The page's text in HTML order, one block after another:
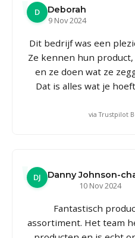
D
Deborah
9 Nov 2024
Dit bedrijf was een
Ze kennen hun
en ze doen wat ze
Dat is alles wat je
via Trustpilot
DJ
Danny Johnson-
10 Nov 2024
Fantastisch
assortiment. Het team